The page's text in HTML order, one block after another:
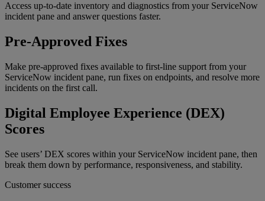
Access up-to-date inventory and diagnostics from your ServiceNow
incident pane and answer questions faster.
Pre-Approved Fixes
Make pre-approved fixes available to first-line support from your
ServiceNow incident pane, run fixes on endpoints, and resolve more
incidents on the first call.
Digital Employee Experience (DEX)
Scores
See users’ DEX scores within your ServiceNow incident pane, then
break them down by performance, responsiveness, and stability.
Customer success